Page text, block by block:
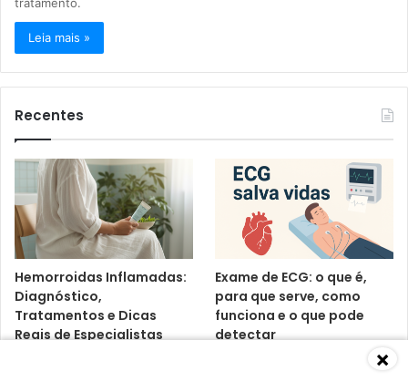
Leia mais »
Recentes
Hemorroidas Inflamadas:
Diagnóstico,
Tratamentos e Dicas
Reais de Especialistas
Exame de ECG: o que é,
para que serve, como
funciona e o que pode
detectar
×